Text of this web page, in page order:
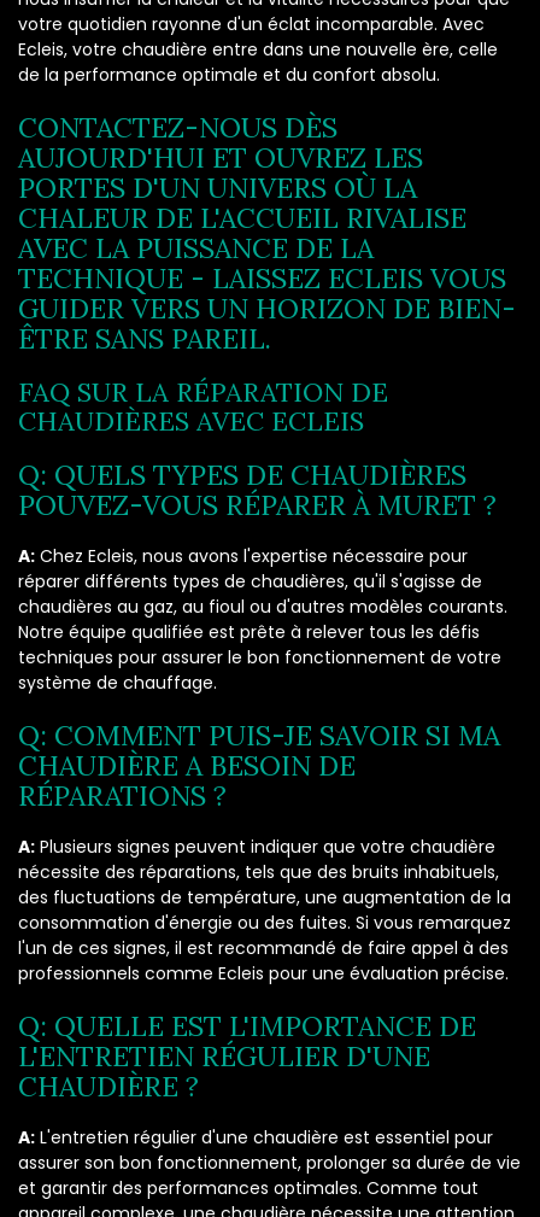
votre quotidien rayonne d'un éclat incomparable. Avec
Ecleis, votre chaudière entre dans une nouvelle ère, celle
de la performance optimale et du confort absolu.
CONTACTEZ-NOUS DÈS
AUJOURD'HUI ET OUVREZ LES
PORTES D'UN UNIVERS OÙ LA
CHALEUR DE L'ACCUEIL RIVALISE
AVEC LA PUISSANCE DE LA
TECHNIQUE - LAISSEZ ECLEIS VOUS
GUIDER VERS UN HORIZON DE BIEN-
ÊTRE SANS PAREIL.
FAQ SUR LA RÉPARATION DE
CHAUDIÈRES AVEC ECLEIS
Q: QUELS TYPES DE CHAUDIÈRES
POUVEZ-VOUS RÉPARER À MURET ?
A: Chez Ecleis, nous avons l'expertise nécessaire pour
réparer différents types de chaudières, qu'il s'agisse de
chaudières au gaz, au fioul ou d'autres modèles courants.
Notre équipe qualifiée est prête à relever tous les défis
techniques pour assurer le bon fonctionnement de votre
système de chauffage.
Q: COMMENT PUIS-JE SAVOIR SI MA
CHAUDIÈRE A BESOIN DE
RÉPARATIONS ?
A: Plusieurs signes peuvent indiquer que votre chaudière
nécessite des réparations, tels que des bruits inhabituels,
des fluctuations de température, une augmentation de la
consommation d'énergie ou des fuites. Si vous remarquez
l'un de ces signes, il est recommandé de faire appel à des
professionnels comme Ecleis pour une évaluation précise.
Q: QUELLE EST L'IMPORTANCE DE
L'ENTRETIEN RÉGULIER D'UNE
CHAUDIÈRE ?
A: L'entretien régulier d'une chaudière est essentiel pour
assurer son bon fonctionnement, prolonger sa durée de vie
et garantir des performances optimales. Comme tout